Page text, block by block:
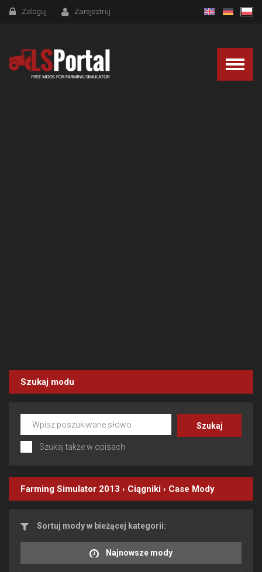
Zaloguj Zarejestruj
Szukaj modu
Szukaj także w opisach
Farming Simulator 2013 › Ciągniki › Case Mody
Sortuj mody w bieżącej kategorii:
Najnowsze mody